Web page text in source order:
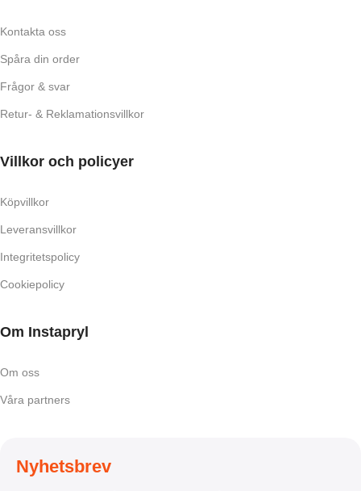
Kontakta oss
Spåra din order
Frågor & svar
Retur- & Reklamationsvillkor
Villkor och policyer
Köpvillkor
Leveransvillkor
Integritetspolicy
Cookiepolicy
Om Instapryl
Om oss
Våra partners
Nyhetsbrev